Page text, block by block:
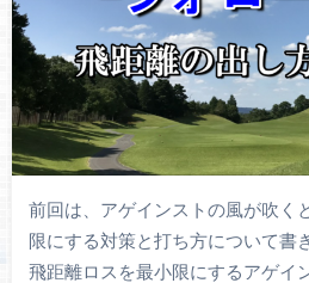
前回は、アゲインストの風が吹く
限にする対策と打ち方について書
飛距離ロスを最小限にするアゲイ